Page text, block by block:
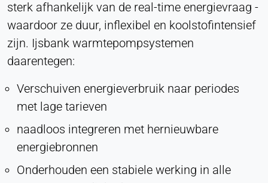
sterk afhankelijk van de real-time energievraag -
waardoor ze duur, inflexibel en koolstofintensief
zijn. Ijsbank warmtepompsystemen
daarentegen:
Verschuiven energieverbruik naar periodes
met lage tarieven
naadloos integreren met hernieuwbare
energiebronnen
Onderhouden een stabiele werking in alle